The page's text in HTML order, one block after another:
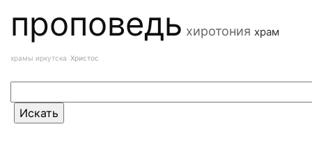
проповедь хиротония храм
храмы иркутска Христос